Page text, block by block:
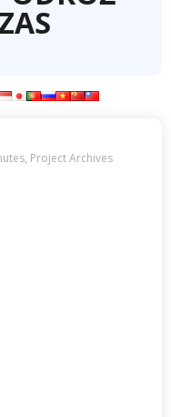
, Project Archives